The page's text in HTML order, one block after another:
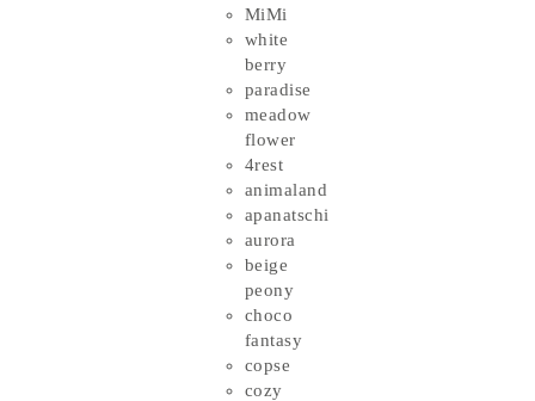
MiMi
white
berry
paradise
meadow
flower
4rest
animaland
apanatschi
aurora
beige
peony
choco
fantasy
copse
cozy